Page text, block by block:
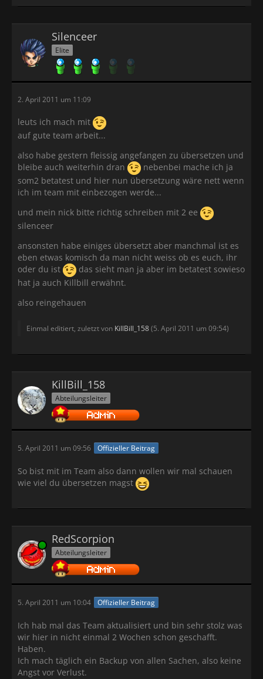
Silenceer
Elite
2. April 2011 um 11:09
leuts ich mach mit
auf gute team arbeit...
also habe gestern fleissig angefangen zu übersetzen und
bleibe auch weiterhin dran
nebenbei mache ich ja
som2 betatest und hier nun übersetzung wäre nett wenn
ich im team mit einbezogen werde...
und mein nick bitte richtig schreiben mit 2 ee
silenceer
ansonsten habe einiges übersetzt aber manchmal ist es
eben etwas komisch da man nicht weiss ob es euch, ihr
oder du ist
das sieht man ja aber im betatest sowieso
hat ja auch Killbill erwähnt.
also reingehauen
Einmal editiert, zuletzt von KillBill_158(5. April 2011 um 09:54)
KillBill_158
Abteilungsleiter
5. April 2011 um 09:56 Offizieller Beitrag
So bist mit im Team also dann wollen wir mal schauen
wie viel du übersetzen magst
Online RedScorpion
Abteilungsleiter
5. April 2011 um 10:04 Offizieller Beitrag
Ich hab mal das Team aktualisiert und bin sehr stolz was
wir hier in nicht einmal 2 Wochen schon geschafft.
Haben.
Ich mach täglich ein Backup von allen Sachen, also keine
Angst vor Verlust.